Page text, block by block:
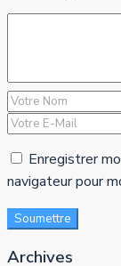
Enregistrer
navigateur pour
Soumettre
Archives